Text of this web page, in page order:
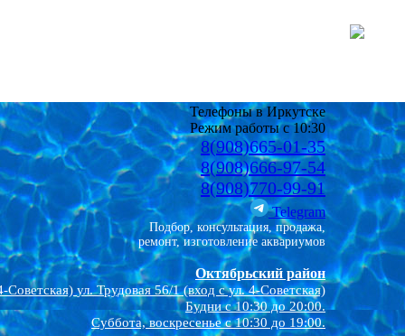
Телефоны в Иркутске
Режим работы с 10:30
8(908)665-01-35
8(908)666-97-54
8(908)770-99-91
Telegram
Подбор, консультация, продажа,
ремонт, изготовление аквариумов
Октябрьский район
Советская) ул. Трудовая 56/1 (вход с ул. 4-Советская)
Будни с 10:30 до 20:00.
Суббота, воскресенье с 10:30 до 19:00.